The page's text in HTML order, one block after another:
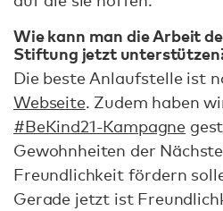
Wie kann man die Arbeit
Stiftung jetzt
Die beste Anlaufstelle ist
Webseite. Zudem haben
#BeKind21-Kampagne
Gewohnheiten der
Freundlichkeit fördern
Gerade jetzt ist